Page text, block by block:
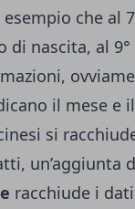
che al
di nascita, al
il mese e
si
un’aggiunta
racchiude i dati